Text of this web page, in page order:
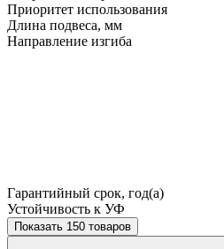
Приоритет использования
Длина подвеса, мм
Направление изгиба
Гарантийный срок, год(а)
Устойчивость к УФ
Показать 150 товаров